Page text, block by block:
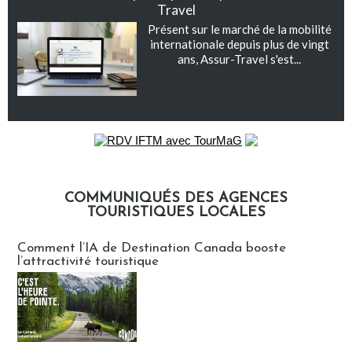
Travel
Présent sur le marché de la mobilité
internationale depuis plus de vingt
ans, Assur-Travel s'est...
COMMUNIQUÉS DES AGENCES
TOURISTIQUES LOCALES
Comment l’IA de Destination Canada booste
l’attractivité touristique